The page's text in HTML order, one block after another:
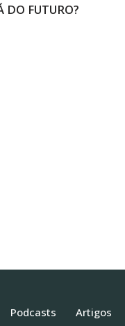
DO FUTURO?
Podcasts Artigos